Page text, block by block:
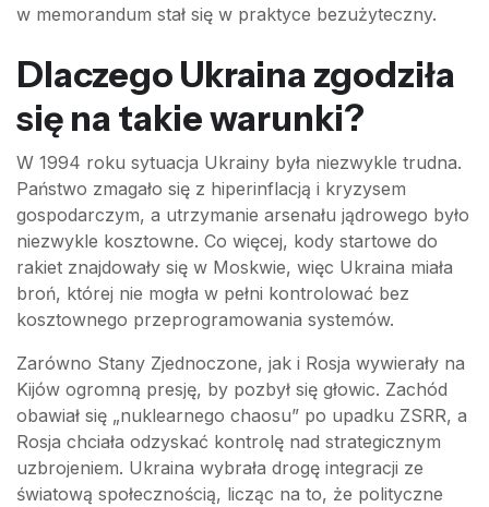
w memorandum stał się w praktyce bezużyteczny.
Dlaczego Ukraina zgodziła
się na takie warunki?
W 1994 roku sytuacja Ukrainy była niezwykle trudna.
Państwo zmagało się z hiperinflacją i kryzysem
gospodarczym, a utrzymanie arsenału jądrowego było
niezwykle kosztowne. Co więcej, kody startowe do
rakiet znajdowały się w Moskwie, więc Ukraina miała
broń, której nie mogła w pełni kontrolować bez
kosztownego przeprogramowania systemów.
Zarówno Stany Zjednoczone, jak i Rosja wywierały na
Kijów ogromną presję, by pozbył się głowic. Zachód
obawiał się „nuklearnego chaosu” po upadku ZSRR, a
Rosja chciała odzyskać kontrolę nad strategicznym
uzbrojeniem. Ukraina wybrała drogę integracji ze
światową społecznością, licząc na to, że polityczne